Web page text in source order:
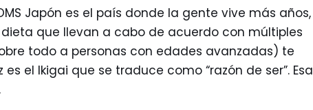
Japón es el país donde la gente vive más años,
que llevan a cabo de acuerdo con múltiples
todo a personas con edades avanzadas) te
el Ikigai que se traduce como “razón de ser”. Esa